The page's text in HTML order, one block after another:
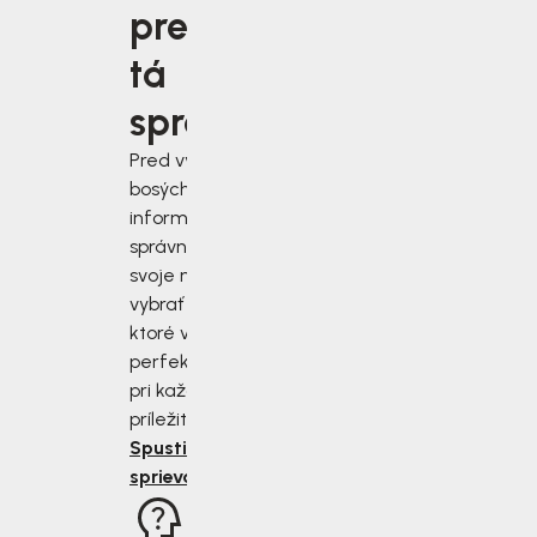
pre vás
tá
správna?
Pred výberom
bosých topánok sa
informujte, ako
správne zmerať
svoje nohy a
vybrať si topánky,
ktoré vám budú
perfektne sedieť
pri každej
príležitosti.
Spustiť
sprievodcu